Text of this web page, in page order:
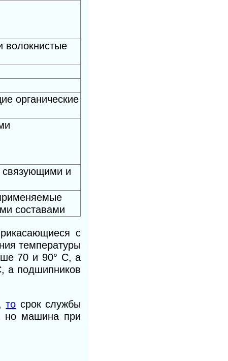
волокнистые
органические
связующими и
составами
с
температуры
70 и 90° С, а
а подшипников
то срок службы
но машина при